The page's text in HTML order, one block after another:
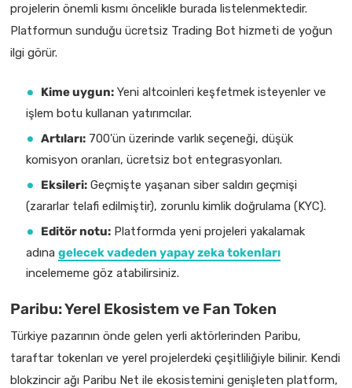
projelerin önemli kısmı öncelikle burada listelenmektedir.
Platformun sunduğu ücretsiz Trading Bot hizmeti de yoğun
ilgi görür.
Kime uygun: Yeni altcoinleri keşfetmek isteyenler ve
işlem botu kullanan yatırımcılar.
Artıları: 700'ün üzerinde varlık seçeneği, düşük
komisyon oranları, ücretsiz bot entegrasyonları.
Eksileri: Geçmişte yaşanan siber saldırı geçmişi
(zararlar telafi edilmiştir), zorunlu kimlik doğrulama (KYC).
Editör notu: Platformda yeni projeleri yakalamak
adına gelecek vadeden yapay zeka tokenları
incelememe göz atabilirsiniz.
Paribu: Yerel Ekosistem ve Fan Token
Türkiye pazarının önde gelen yerli aktörlerinden Paribu,
taraftar tokenları ve yerel projelerdeki çeşitliliğiyle bilinir. Kendi
blokzincir ağı Paribu Net ile ekosistemini genişleten platform,